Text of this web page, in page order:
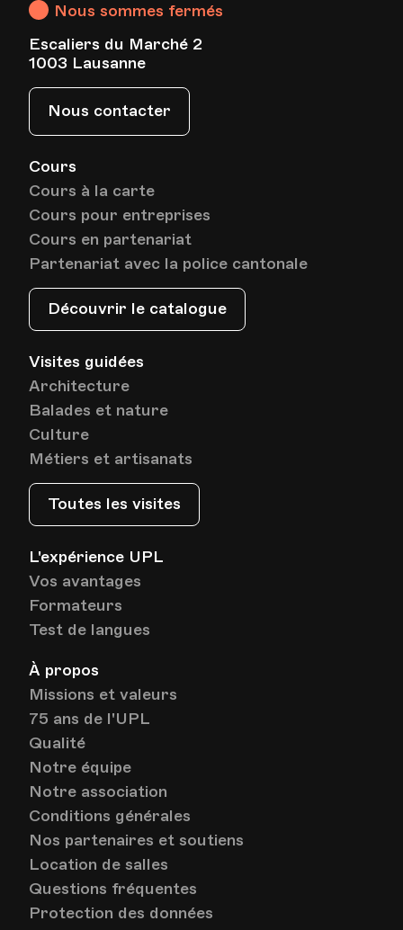
Cours
Cours à la carte
Cours pour entreprises
Cours en partenariat
Partenariat avec la police cantonale
Découvrir le catalogue
Visites guidées
Architecture
Balades et nature
Culture
Métiers et artisanats
Toutes les visites
L'expérience UPL
Vos avantages
Formateurs
Test de langues
À propos
Missions et valeurs
75 ans de l'UPL
Qualité
Notre équipe
Notre association
Conditions générales
Nos partenaires et soutiens
Location de salles
Questions fréquentes
Protection des données
Nous sommes fermés
Escaliers du Marché 2
1003 Lausanne
Nous contacter